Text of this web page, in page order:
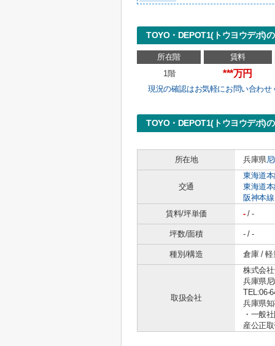
TOYO・DEPOT1(トウヨウデポ)
所在階 賃料
1階
***万円
現況の確認はお気軽にお問い合わせ
TOYO・DEPOT1(トウヨウデポ)
所在地
兵庫県
交通
東海道本
東海道本
阪神本線
賃料/坪単価
-/ -
坪数/面積 - / -
種別/構造 倉庫 / 軽
取扱会社
株式会
兵庫県
TEL:06-
兵庫県
・一般
産公正